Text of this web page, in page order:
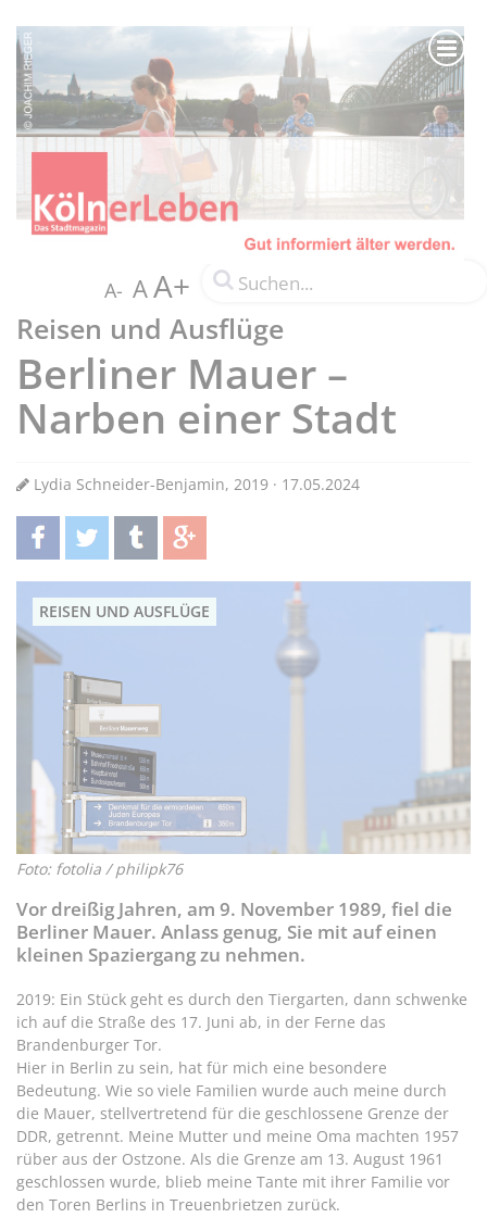
A- AA+
Reisen und Ausflüge
Berliner Mauer –
Narben einer Stadt
Lydia Schneider-Benjamin, 2019 · 17.05.2024
teilentwittern teilen teilen
REISEN UND AUSFLÜGE
Foto: fotolia / philipk76
Vor dreißig Jahren, am 9. November 1989, fiel die
Berliner Mauer. Anlass genug, Sie mit auf einen
kleinen Spaziergang zu nehmen.
2019: Ein Stück geht es durch den Tiergarten, dann schwenke
ich auf die Straße des 17. Juni ab, in der Ferne das
Brandenburger Tor.
Hier in Berlin zu sein, hat für mich eine besondere
Bedeutung. Wie so viele Familien wurde auch meine durch
die Mauer, stellvertretend für die geschlossene Grenze der
DDR, getrennt. Meine Mutter und meine Oma machten 1957
rüber aus der Ostzone. Als die Grenze am 13. August 1961
geschlossen wurde, blieb meine Tante mit ihrer Familie vor
den Toren Berlins in Treuenbrietzen zurück.